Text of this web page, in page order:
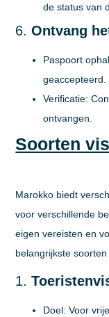
de status van
6.Ontvang
Paspoort
geaccepteerd.
Verificatie:
ontvangen.
Soorten
Marokko biedt
voor verschillende
eigen vereisten en
belangrijkste
1.
Doel: Voor